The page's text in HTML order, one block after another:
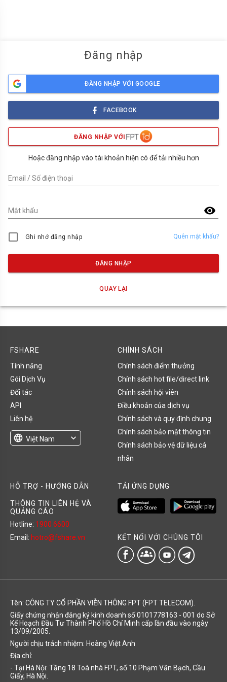
Đăng nhập
ĐĂNG NHẬP VỚI GOOGLE
FACEBOOK
ĐĂNG NHẬP VỚI
Hoặc đăng nhập vào tài khoản hiện có để tải nhiều hơn
Email / Số điện thoại
visibility
Mật khẩu
Ghi nhớ đăng nhập Quên mật khẩu?
ĐĂNG NHẬP
QUAY LẠI
FSHARE
Tính năng
Gói Dịch Vụ
Đối tác
API
Liên hệ
language Việt Nam
expand_more
CHÍNH SÁCH
Chính sách điểm thưởng
Chính sách hot file/direct link
Chính sách hội viên
Điều khoản của dịch vụ
Chính sách và quy định chung
Chính sách bảo mật thông tin
Chính sách bảo vệ dữ liệu cá
nhân
HỖ TRỢ - HƯỚNG DẪN
THÔNG TIN LIÊN HỆ VÀ
QUẢNG CÁO
Hotline: 1900 6600
Email: hotro@fshare.vn
TẢI ỨNG DỤNG
KẾT NỐI VỚI CHÚNG TÔI
groups
Tên: CÔNG TY CỔ PHẦN VIỄN THÔNG FPT (FPT TELECOM).
Giấy chứng nhận đăng ký kinh doanh số 0101778163 - 001 do Sở
Kế Hoạch Đầu Tư Thành Phố Hồ Chí Minh cấp lần đầu vào ngày
13/09/2005.
Người chịu trách nhiệm: Hoàng Việt Anh
Địa chỉ:
- Tại Hà Nội: Tầng 18 Toà nhà FPT, số 10 Phạm Văn Bạch, Cầu
Giấy, Hà Nội.